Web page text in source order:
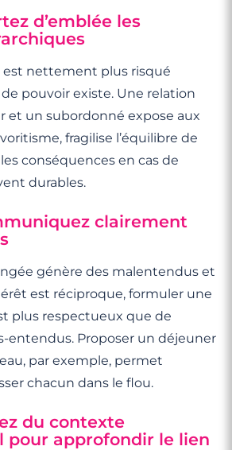
d’emblée les
est nettement plus risqué
pouvoir existe. Une relation
et un subordonné expose aux
fragilise l’équilibre de
conséquences en cas de
durables.
clairement
génère des malentendus et
est réciproque, formuler une
plus respectueux que de
entendus. Proposer un déjeuner
par exemple, permet
chacun dans le flou.
du contexte
pour approfondir le lien